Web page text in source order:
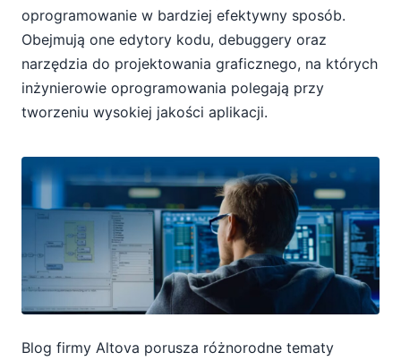
oprogramowanie w bardziej efektywny sposób.
Obejmują one edytory kodu, debuggery oraz
narzędzia do projektowania graficznego, na których
inżynierowie oprogramowania polegają przy
tworzeniu wysokiej jakości aplikacji.
Blog firmy Altova porusza różnorodne tematy